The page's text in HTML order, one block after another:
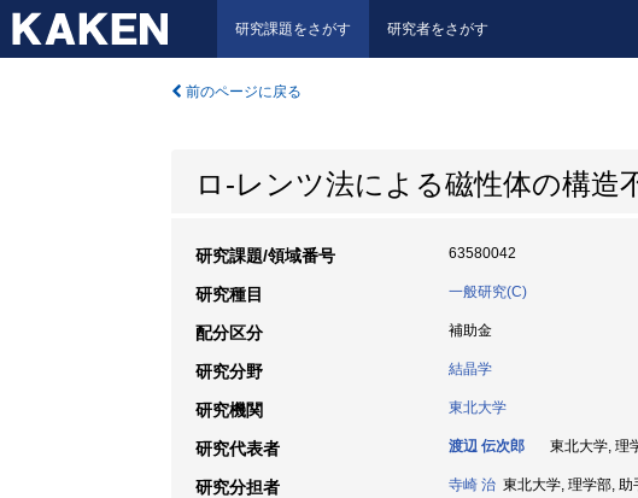
研究課題をさがす 研究者をさがす
前のページに戻る
ロ-レンツ法による磁性体の構造
研究課題/領域番号 63580042
研究種目 一般研究(C)
配分区分 補助金
研究分野 結晶学
研究機関 東北大学
研究代表者 渡辺 伝次郎 東北大学, 理
研究分担者 寺崎 治 東北大学, 理学部,